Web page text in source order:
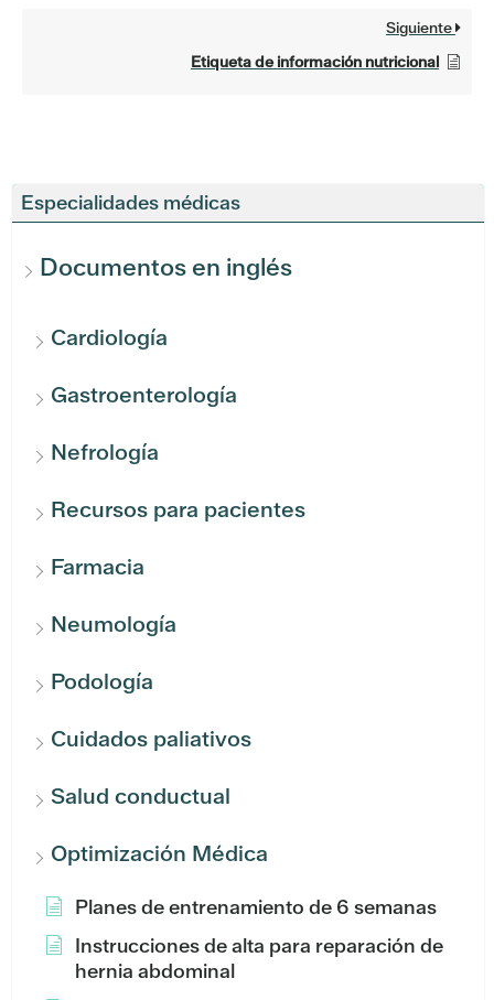
Especialidades médicas
Documentos en inglés
Cardiología
Gastroenterología
Nefrología
Recursos para pacientes
Farmacia
Neumología
Podología
Cuidados paliativos
Salud conductual
Optimización Médica
Planes de entrenamiento de 6 semanas
Instrucciones de alta para reparación de
hernia abdominal
Siguiente
Etiqueta de información nutricional